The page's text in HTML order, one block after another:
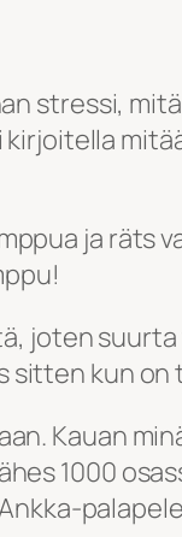
stressi,
ja räts
joten
sitten kun on
Kauan
1000